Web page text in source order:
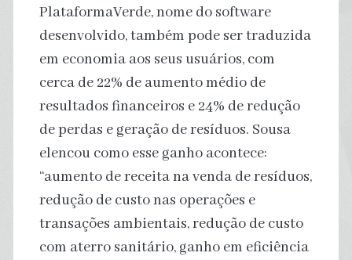
PlataformaVerde, nome do software
desenvolvido, também pode ser traduzida
em economia aos seus usuários, com
cerca de 22% de aumento médio de
resultados financeiros e 24% de redução
de perdas e geração de resíduos. Sousa
elencou como esse ganho acontece:
“aumento de receita na venda de resíduos,
redução de custo nas operações e
transações ambientais, redução de custo
com aterro sanitário, ganho em eficiência